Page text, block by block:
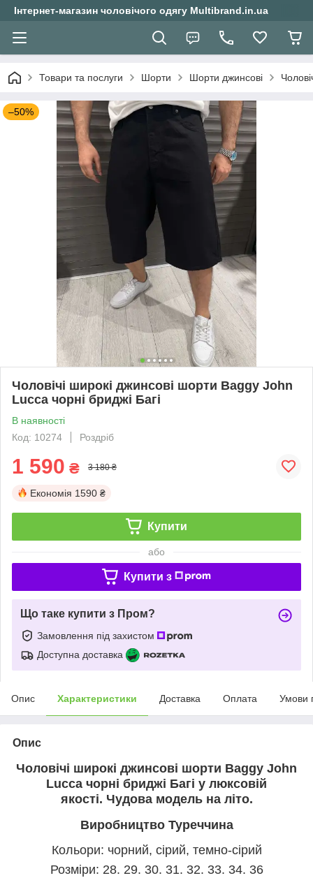
Інтернет-магазин чоловічого одягу Multibrand.in.ua
Товари та послуги Шорти Шорти джинсові
–50%
Чоловічі широкі джинсові шорти Baggy John
Lucca чорні бриджі Багі
В наявності
Код: 10274
Роздріб
1 590 ₴ 3 180 ₴
Економія 1590 ₴
Купити
або
Купити з
Що таке купити з Пром?
Замовлення під захистом
Доступна доставка
Опис Характеристики Доставка Оплата Умови
Опис
Чоловічі широкі джинсові шорти Baggy John
Lucca чорні бриджі Багі у люксовій
якості. Чудова модель на літо.
Виробництво Туреччина
Кольори: чорний, сірий, темно-сірий
Розміри: 28. 29. 30. 31. 32. 33. 34. 36